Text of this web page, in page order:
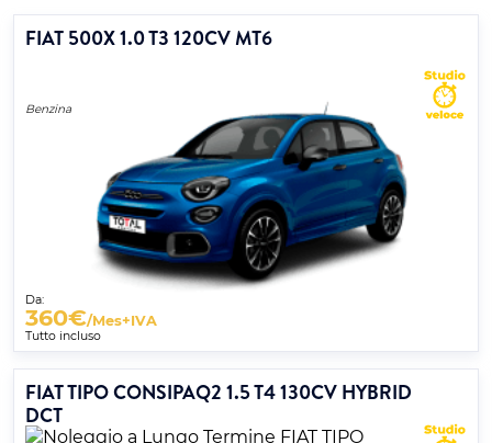
FIAT 500X 1.0 T3 120CV MT6
Benzina
Da:
360€/Mes+IVA
Tutto incluso
FIAT TIPO CONSIPAQ2 1.5 T4 130CV HYBRID
DCT